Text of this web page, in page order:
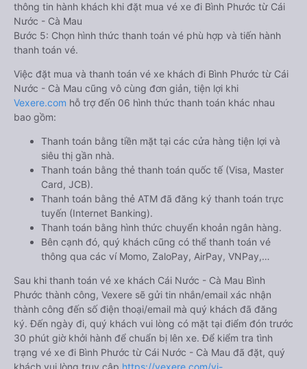
thông tin hành khách khi đặt mua vé xe đi Bình Phước từ Cái
Nước - Cà Mau
Bước 5: Chọn hình thức thanh toán vé phù hợp và tiến hành
thanh toán vé.
Việc đặt mua và thanh toán vé xe khách đi Bình Phước từ Cái
Nước - Cà Mau cũng vô cùng đơn giản, tiện lợi khi
Vexere.com hỗ trợ đến 06 hình thức thanh toán khác nhau
bao gồm:
Thanh toán bằng tiền mặt tại các cửa hàng tiện lợi và
siêu thị gần nhà.
Thanh toán bằng thẻ thanh toán quốc tế (Visa, Master
Card, JCB).
Thanh toán bằng thẻ ATM đã đăng ký thanh toán trực
tuyến (Internet Banking).
Thanh toán bằng hình thức chuyển khoản ngân hàng.
Bên cạnh đó, quý khách cũng có thể thanh toán vé
thông qua các ví Momo, ZaloPay, AirPay, VNPay,…
Sau khi thanh toán vé xe khách Cái Nước - Cà Mau Bình
Phước thành công, Vexere sẽ gửi tin nhắn/email xác nhận
thành công đến số điện thoại/email mà quý khách đã đăng
ký. Đến ngày đi, quý khách vui lòng có mặt tại điểm đón trước
30 phút giờ khởi hành để chuẩn bị lên xe. Để kiểm tra tình
trạng vé xe đi Bình Phước từ Cái Nước - Cà Mau đã đặt, quý